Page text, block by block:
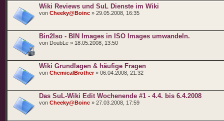
Wiki Reviews und SuL Dienste im Wiki
von Cheeky@Boinc » 29.05.2008, 16:35
Bin2Iso - BIN Images in ISO Images umwandeln.
von DoubLe » 18.05.2008, 13:50
Wiki Grundlagen & häufige Fragen
von ChemicalBrother» 06.04.2008, 21:32
Das SuL-Wiki Edit Wochenende #1 - 4.4. bis 6.4.2008
von Cheeky@Boinc » 27.03.2008, 17:59